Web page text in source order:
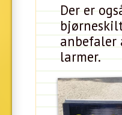
Der er
anbefaler
larmer.